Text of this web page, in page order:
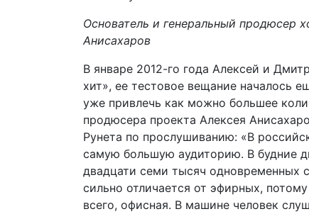
Основатель и генеральный продюсер
Анисахаров
В январе 2012-го года Алексей и
хит», ее тестовое вещание началось
уже привлечь как можно большее
продюсера проекта Алексея
Рунета по прослушиванию: «В
самую большую аудиторию. В будние
двадцати семи тысяч одновременных
сильно отличается от эфирных,
всего, офисная. В машине человек